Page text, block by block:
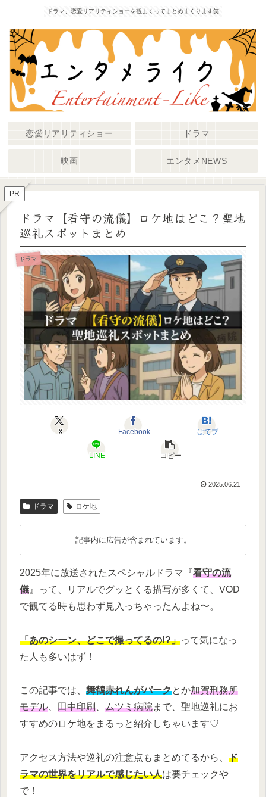
ドラマ、恋愛リアリティショーを観まくってまとめまくります笑
恋愛リアリティショー ドラマ
映画 エンタメNEWS
PR
ドラマ【看守の流儀】ロケ地はどこ？聖地
巡礼スポットまとめ
ドラマ
X Facebook はてブ
LINE コピー
2025.06.21
ドラマ ロケ地
記事内に広告が含まれています。
2025年に放送されたスペシャルドラマ『看守の流
儀 』って、リアルでグッとくる描写が多くて、VOD
で観てる時も思わず見入っちゃったんよね〜。
「あのシーン、どこで撮ってるの!?」って気になっ
た人も多いはず！
この記事では、 舞鶴赤れんがパークとか加賀刑務所
モデル、 田中印刷、 ムツミ病院まで、聖地巡礼にお
すすめのロケ地をまるっと紹介しちゃいます♡
アクセス方法や巡礼の注意点もまとめてるから、 ド
ラマの世界をリアルで感じたい人は要チェックや
で！